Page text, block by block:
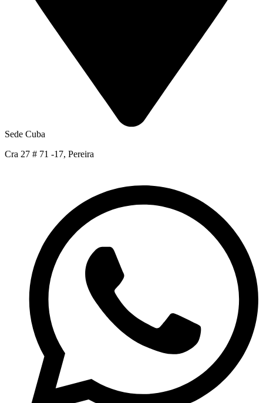
Sede Cuba
Cra 27 # 71 -17, Pereira